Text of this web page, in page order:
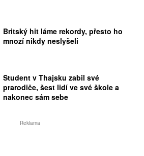
Britský hit láme rekordy, přesto ho
mnozí nikdy neslyšeli
Student v Thajsku zabil své
prarodiče, šest lidí ve své škole a
nakonec sám sebe
Reklama